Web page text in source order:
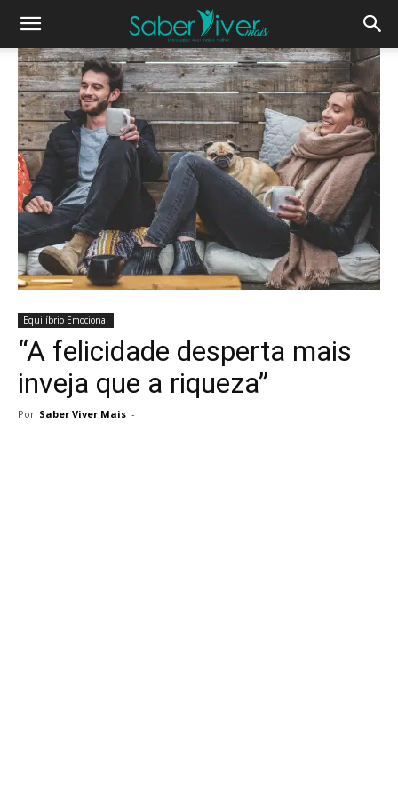
Equilíbrio Emocional
“A felicidade desperta mais
inveja que a riqueza”
Por Saber Viver Mais -